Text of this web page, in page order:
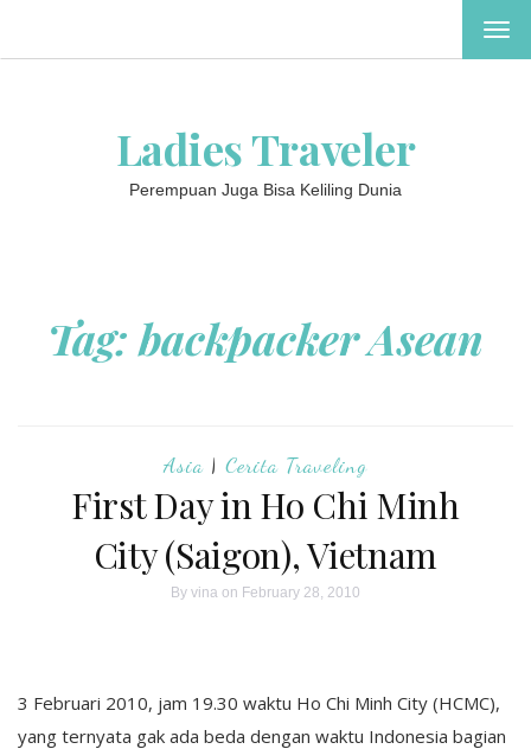
Ladies Traveler
Perempuan Juga Bisa Keliling Dunia
Tag:backpacker Asean
Asia | Cerita Traveling
First Day in Ho Chi Minh
City (Saigon), Vietnam
By vina on February 28, 2010
3 Februari 2010, jam 19.30 waktu Ho Chi Minh City (HCMC),
yang ternyata gak ada beda dengan waktu Indonesia bagian